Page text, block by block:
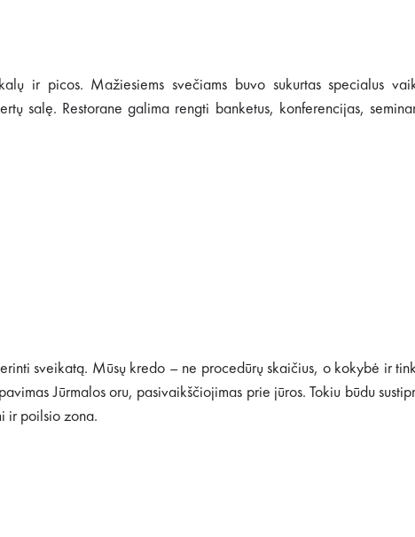
ir picos. Mažiesiems svečiams buvo sukurtas specialus
salę. Restorane galima rengti banketus, konferencijas,
sveikatą. Mūsų kredo – ne procedūrų skaičius, o kokybė ir
Jūrmalos oru, pasivaikščiojimas prie jūros. Tokiu būdu
ir poilsio zona.